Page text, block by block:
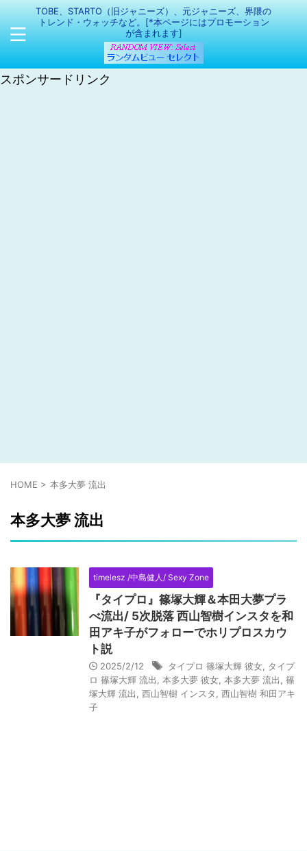
TOBE、STARTO（旧ジャニーズ）、元ジャニーズ、界隈の
トレンド・ウォッチなど。[*本ページにはプロモーション
が含まれます]
スポンサードリンク
HOME > 本多大夢 流出
本多大夢 流出
timelesz /中島健人/ Sexy Zone
『タイプロ』篠塚大輝＆本田大夢プラ
べ流出/ 5次脱落 西山智樹インスタを和
田アキ子がフォローでホリプロスカウ
ト説
2025/2/12 タイプロ 篠塚大輝 彼女
タイプ
ロ 篠塚大輝 流出
本多大夢 彼女 本多大夢 流出
篠
塚大輝 流出
西山智樹 インスタ
西山智樹 和田アキ
子